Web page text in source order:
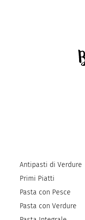
Antipasti di Verdure
Primi Piatti
Pasta con Pesce
Pasta con Verdure